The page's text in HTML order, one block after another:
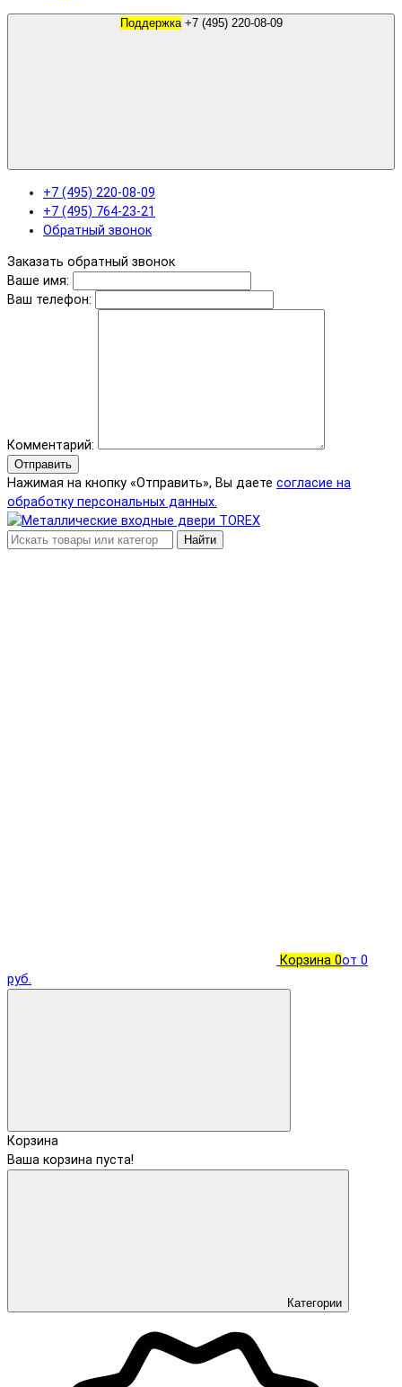
Поддержка +7 (495) 220-08-09
+7 (495) 220-08-09
+7 (495) 764-23-21
Обратный звонок
Заказать обратный звонок
Ваше имя:
Ваш телефон:
Комментарий:
Отправить
Нажимая на кнопку «Отправить», Вы даете согласие на
обработку персональных данных.
Найти
Корзина 0от 0
руб.
Корзина
Ваша корзина пуста!
Категории